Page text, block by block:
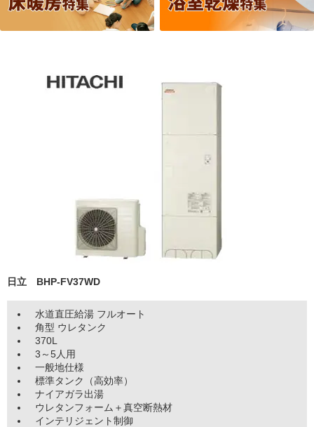
日立 BHP-FV37WD
水道直圧給湯 フルオート
角型 ウレタンク
370L
3～5人用
一般地仕様
標準タンク（高効率）
ナイアガラ出湯
ウレタンフォーム＋真空断熱材
インテリジェント制御